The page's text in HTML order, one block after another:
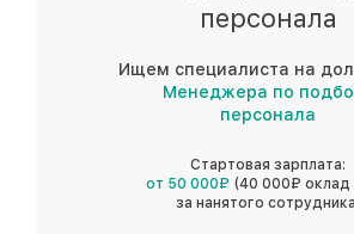
персонала
Ищем специалиста на
Менеджера по
персонала
Стартовая зарплата:
от 50 000₽ (40 000₽ оклад
за нанятого